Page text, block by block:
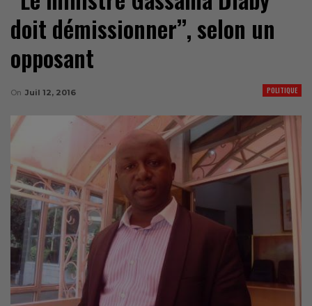
doit démissionner’’, selon un
opposant
POLITIQUE
On Juil 12, 2016